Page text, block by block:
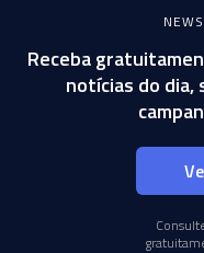
Receba
notícias do